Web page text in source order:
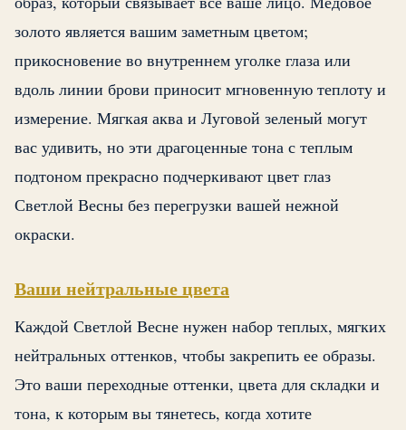
золото является вашим заметным цветом;
прикосновение во внутреннем уголке глаза или
вдоль линии брови приносит мгновенную теплоту и
измерение. Мягкая аква и Луговой зеленый могут
вас удивить, но эти драгоценные тона с теплым
подтоном прекрасно подчеркивают цвет глаз
Светлой Весны без перегрузки вашей нежной
окраски.
Ваши нейтральные цвета
Каждой Светлой Весне нужен набор теплых, мягких
нейтральных оттенков, чтобы закрепить ее образы.
Это ваши переходные оттенки, цвета для складки и
тона, к которым вы тянетесь, когда хотите